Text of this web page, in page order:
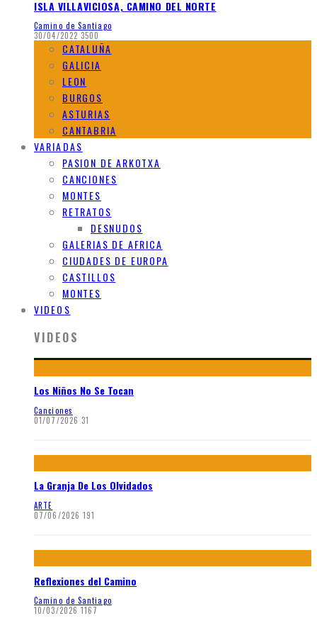
ISLA VILLAVICIOSA, CAMINO DEL NORTE
Camino de Santiago
30/04/2022 3500
CATALUÑA
GALICIA
LEON
BURGOS
ASTURIAS
CANTABRIA
VARIADAS
PASION DE ARKOTXA
CANCIONES
MONTES
RETRATOS
DESNUDOS
GALERIAS DE AFRICA
CIUDADES DE EUROPA
CASTILLOS
MONTES
VIDEOS
VIDEOS
Los Niños No Se Tocan
Canciones
01/07/2026 31
La Granja De Los Olvidados
ARTE
07/06/2026 191
Reflexiones del Camino
Camino de Santiago
10/03/2026 1167